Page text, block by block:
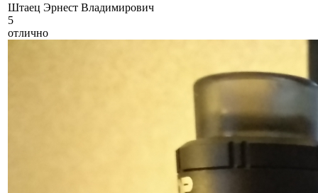
Штаец Эрнест Владимирович
5
отлично